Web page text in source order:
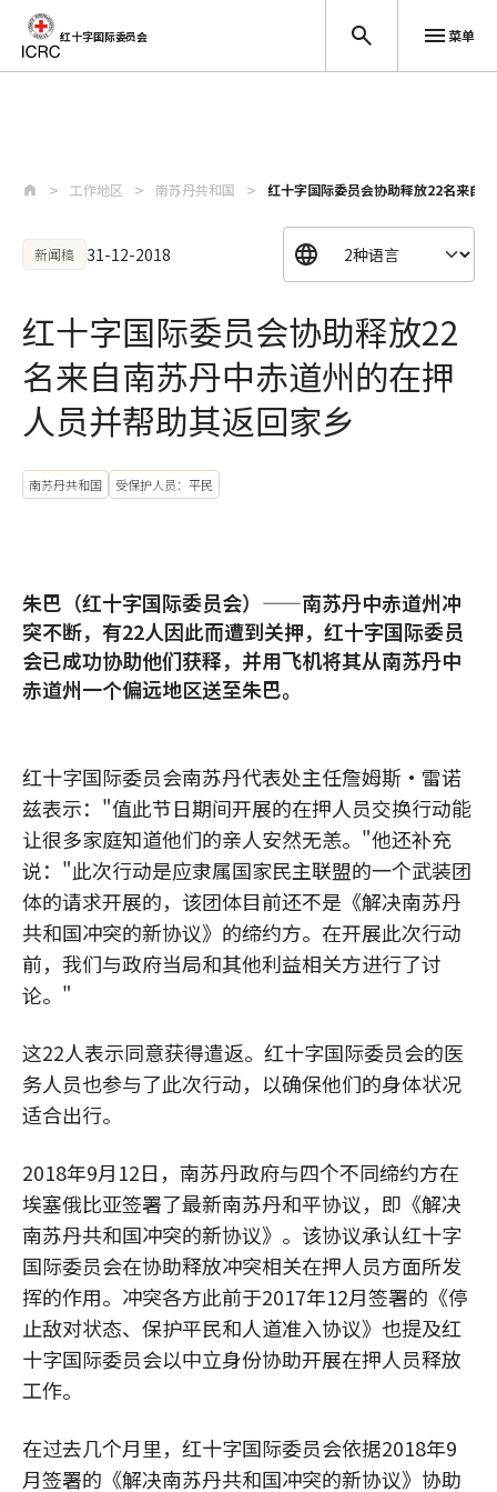
红十字国际委员会 菜单
工作地区 南苏丹共和国 红十字国际委员会协助释放22名来自
新闻稿 31-12-2018
红十字国际委员会协助释放22
名来自南苏丹中赤道州的在押
人员并帮助其返回家乡
南苏丹共和国 受保护人员：平民
朱巴（红十字国际委员会）——南苏丹中赤道州冲
突不断，有22人因此而遭到关押，红十字国际委员
会已成功协助他们获释，并用飞机将其从南苏丹中
赤道州一个偏远地区送至朱巴。
红十字国际委员会南苏丹代表处主任詹姆斯·雷诺
兹表示："值此节日期间开展的在押人员交换行动能
让很多家庭知道他们的亲人安然无恙。"他还补充
说："此次行动是应隶属国家民主联盟的一个武装团
体的请求开展的，该团体目前还不是《解决南苏丹
共和国冲突的新协议》的缔约方。在开展此次行动
前，我们与政府当局和其他利益相关方进行了讨
论。"
这22人表示同意获得遣返。红十字国际委员会的医
务人员也参与了此次行动，以确保他们的身体状况
适合出行。
2018年9月12日，南苏丹政府与四个不同缔约方在
埃塞俄比亚签署了最新南苏丹和平协议，即《解决
南苏丹共和国冲突的新协议》。该协议承认红十字
国际委员会在协助释放冲突相关在押人员方面所发
挥的作用。冲突各方此前于2017年12月签署的《停
止敌对状态、保护平民和人道准入协议》也提及红
十字国际委员会以中立身份协助开展在押人员释放
工作。
在过去几个月里，红十字国际委员会依据2018年9
月签署的《解决南苏丹共和国冲突的新协议》协助